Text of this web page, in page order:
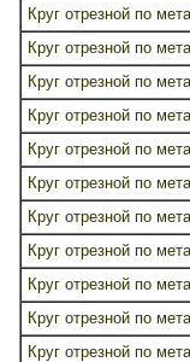
Круг отрезной по
Круг отрезной по
Круг отрезной по
Круг отрезной по
Круг отрезной по
Круг отрезной по
Круг отрезной по
Круг отрезной по
Круг отрезной по
Круг отрезной по
Круг отрезной по